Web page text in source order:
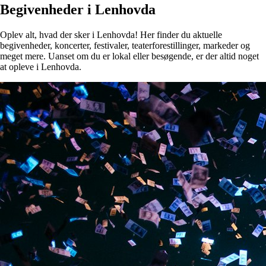
Begivenheder i Lenhovda
Oplev alt, hvad der sker i Lenhovda! Her finder du aktuelle
begivenheder, koncerter, festivaler, teaterforestillinger, markeder og
meget mere. Uanset om du er lokal eller besøgende, er der altid noget
at opleve i Lenhovda.